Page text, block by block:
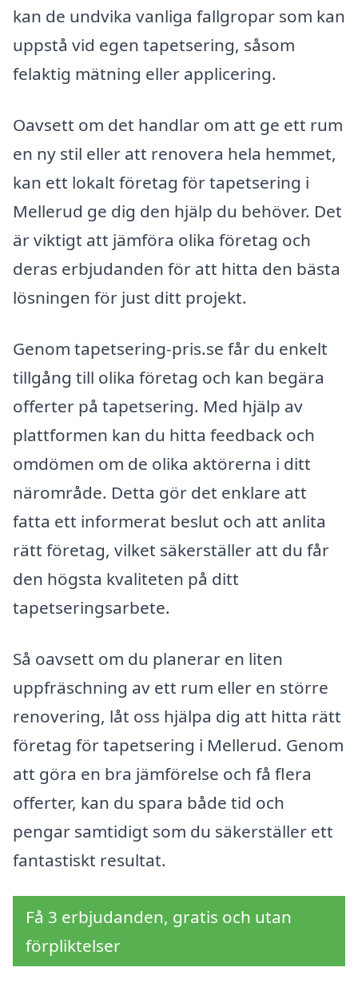
kan de undvika vanliga fallgropar som kan
uppstå vid egen tapetsering, såsom
felaktig mätning eller applicering.
Oavsett om det handlar om att ge ett rum
en ny stil eller att renovera hela hemmet,
kan ett lokalt företag för tapetsering i
Mellerud ge dig den hjälp du behöver. Det
är viktigt att jämföra olika företag och
deras erbjudanden för att hitta den bästa
lösningen för just ditt projekt.
Genom tapetsering-pris.se får du enkelt
tillgång till olika företag och kan begära
offerter på tapetsering. Med hjälp av
plattformen kan du hitta feedback och
omdömen om de olika aktörerna i ditt
närområde. Detta gör det enklare att
fatta ett informerat beslut och att anlita
rätt företag, vilket säkerställer att du får
den högsta kvaliteten på ditt
tapetseringsarbete.
Så oavsett om du planerar en liten
uppfräschning av ett rum eller en större
renovering, låt oss hjälpa dig att hitta rätt
företag för tapetsering i Mellerud. Genom
att göra en bra jämförelse och få flera
offerter, kan du spara både tid och
pengar samtidigt som du säkerställer ett
fantastiskt resultat.
Få 3 erbjudanden, gratis och utan
förpliktelser